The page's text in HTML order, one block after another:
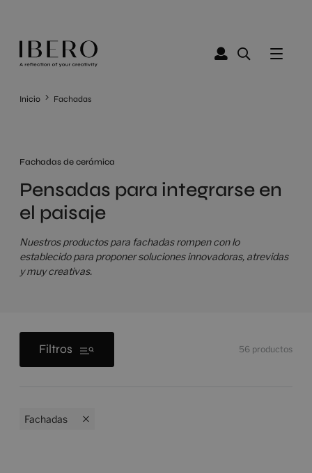
Inicio Fachadas
Fachadas de cerámica
Pensadas para integrarse en
el paisaje
Nuestros productos para fachadas rompen con lo
establecido para proponer soluciones innovadoras, atrevidas
y muy creativas.
Filtros 56 productos
Fachadas